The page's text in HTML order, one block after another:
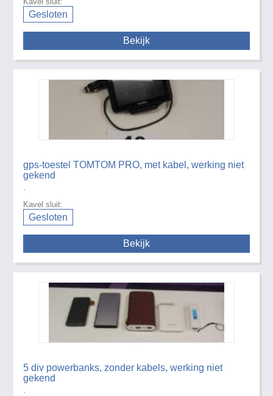
Gesloten
Bekijk
gps-toestel TOMTOM PRO, met kabel, werking niet
gekend
Kavel sluit:
Gesloten
Bekijk
5 div powerbanks, zonder kabels, werking niet
gekend